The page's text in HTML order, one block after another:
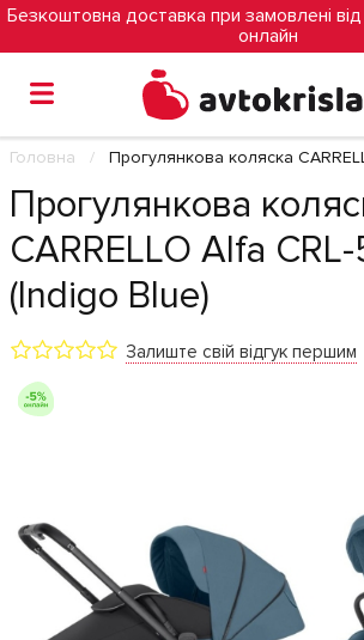
Безкоштовна доставка при замовлені
онлайн
Головна Прогулянкова коляска
Прогулянкова
CARRELLO Alfa
(Indigo Blue)
Залиште свій відгук першим